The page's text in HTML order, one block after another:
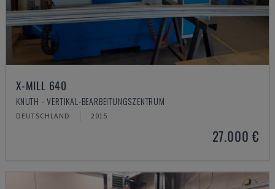
X-MILL 640
KNUTH - VERTIKAL-BEARBEITUNGSZENTRUM
DEUTSCHLAND 2015
27.000 €